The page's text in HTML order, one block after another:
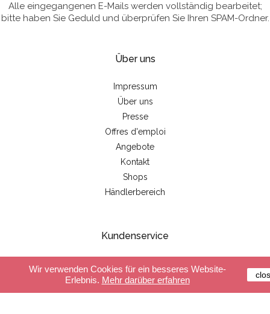
Alle eingegangenen E-Mails werden vollständig bearbeitet;
bitte haben Sie Geduld und überprüfen Sie Ihren SPAM-Ordner.
Über uns
Impressum
Über uns
Presse
Offres d'emploi
Angebote
Kontakt
Shops
Händlerbereich
Kundenservice
Sichere Zahlung
Lieferung
Allgemeine Geschäftsbedingungen
Wir verwenden Cookies für ein besseres Website-
Erlebnis. Mehr darüber erfahren